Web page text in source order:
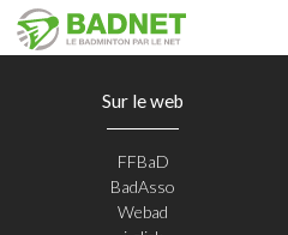
Sur le web
FFBaD
BadAsso
Webad